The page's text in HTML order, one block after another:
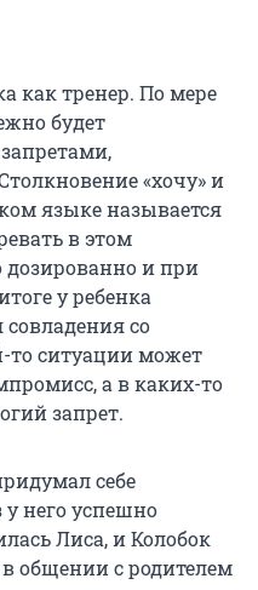
как тренер. По мере
будет
«хочу» и
языке называется
в этом
дозированно и при
у ребенка
совладения со
то ситуации может
а в каких-то
запрет.
себе
у него успешно
Лиса, и Колобок
общении с родителем